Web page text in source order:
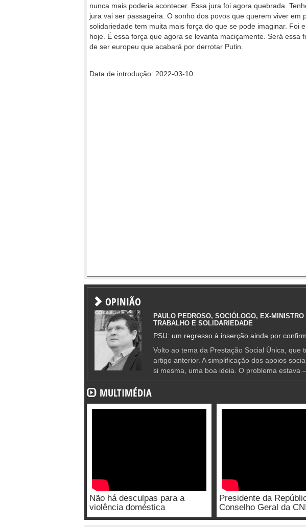
nunca mais poderia acontecer. Essa jura foi agora quebrada.
jura vai ser passageira. O sonho dos povos que querem viver em
solidariedade tem muita mais força do que se pode imaginar. Foi
hoje. É essa força que agora se levanta maciçamente. Será essa
de ser europeu que acabará por derrotar Putin.
Data de introdução: 2022-03-10
OPINIÃO
PAULO PEDROSO, SOCIÓLOGO, EX-MINISTRO
TRABALHO E SOLIDARIEDADE
PSU: um regresso à inserção ainda por
Volto ao tema da Prestação Social Única, que
artigo anterior. A simplificação dos apoios
si mesma, uma boa ideia. O problema estava
MULTIMÉDIA
Não há desculpas para a
violência doméstica
Presidente da
Conselho Geral da